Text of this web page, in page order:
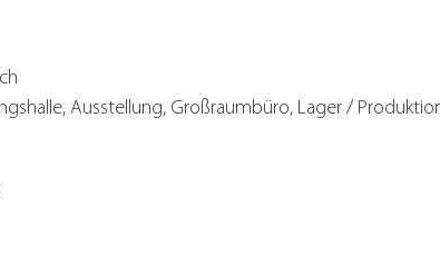
Ausstellung, Großraumbüro, Lager /